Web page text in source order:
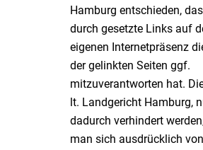
Hamburg entschieden,
durch gesetzte Links auf
eigenen Internetpräsenz
der gelinkten Seiten ggf.
mitzuverantworten hat.
lt. Landgericht Hamburg,
dadurch verhindert
man sich ausdrücklich